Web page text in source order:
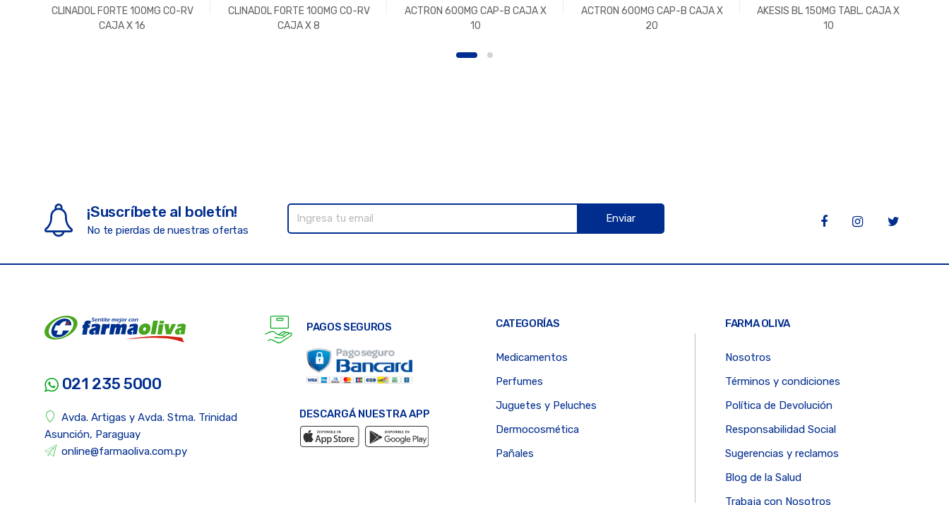
CLINADOL FORTE 100MG CO-RV
CAJA X 16
CLINADOL FORTE 100MG CO-RV
CAJA X 8
ACTRON 600MG CAP-B CAJA X
10
ACTRON 600MG CAP-B CAJA X
20
AKESIS BL 150MG TABL. CAJA X
10
¡Suscríbete al boletín!
No te pierdas de nuestras ofertas
Enviar
021 235 5000
Avda. Artigas y Avda. Stma. Trinidad
Asunción, Paraguay
online@farmaoliva.com.py
PAGOS SEGUROS
DESCARGÁ NUESTRA APP
CATEGORÍAS
Medicamentos
Perfumes
Juguetes y Peluches
Dermocosmética
Pañales
FARMA OLIVA
Nosotros
Términos y condiciones
Política de Devolución
Responsabilidad Social
Sugerencias y reclamos
Blog de la Salud
Trabaja con Nosotros